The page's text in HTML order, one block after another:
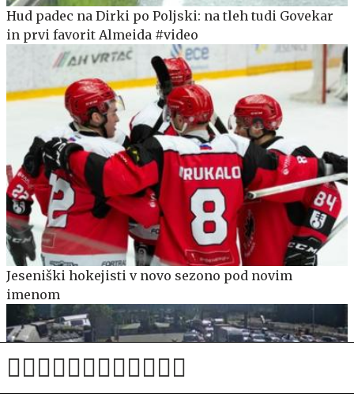
Hud padec na Dirki po Poljski: na tleh tudi Govekar
in prvi favorit Almeida #video
Jeseniški hokejisti v novo sezono pod novim
imenom